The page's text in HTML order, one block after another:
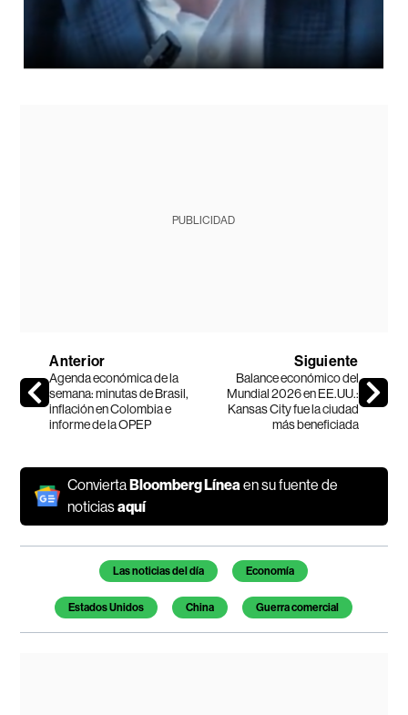
PUBLICIDAD
Anterior
Agenda económica de la
semana: minutas de Brasil,
inflación en Colombia e
informe de la OPEP
Siguiente
Balance económico del
Mundial 2026 en EE.UU.:
Kansas City fue la ciudad
más beneficiada
ConviertaBloomberg Línea en su fuente de
noticiasaquí
Temas de este artículo
Las noticias del día Economía
Estados Unidos China Guerra comercial